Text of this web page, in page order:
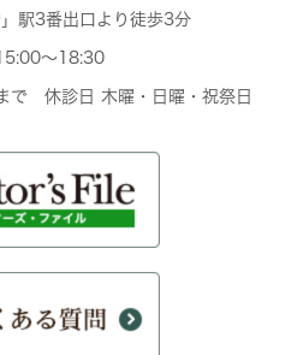
駅3番出口より徒歩3分
～18:30
で 休診日 木曜・日曜・祝祭日